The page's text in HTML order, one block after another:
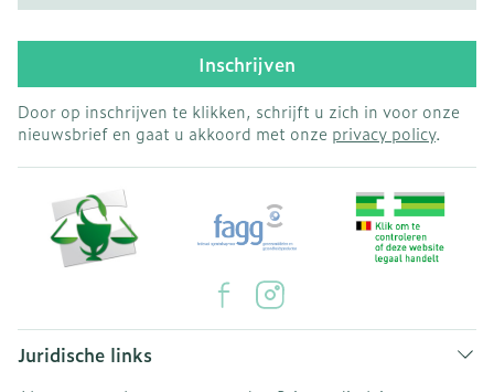
Inschrijven
Door op inschrijven te klikken, schrijft u zich in voor onze
nieuwsbrief en gaat u akkoord met onze privacy policy.
Juridische links